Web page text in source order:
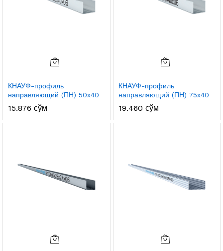
КНАУФ-профиль
направляющий (ПН) 50х40
15.876 сўм
КНАУФ-профиль
направляющий (ПН) 75х40
19.460 сўм